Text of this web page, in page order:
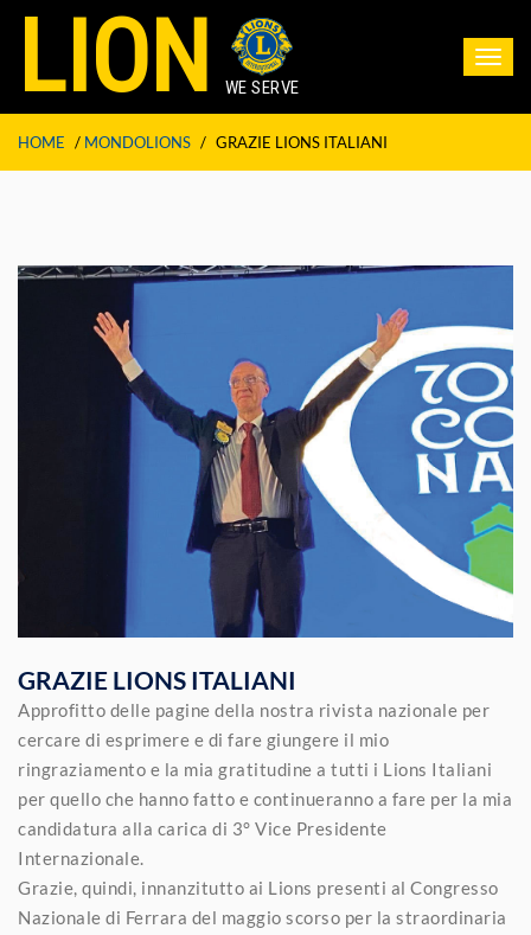
LION WE SERVE
HOME / MONDOLIONS / GRAZIE LIONS ITALIANI
GRAZIE LIONS ITALIANI
Approfitto delle pagine della nostra rivista nazionale per
cercare di esprimere e di fare giungere il mio
ringraziamento e la mia gratitudine a tutti i Lions Italiani
per quello che hanno fatto e continueranno a fare per la mia
candidatura alla carica di 3° Vice Presidente
Internazionale.
Grazie, quindi, innanzitutto ai Lions presenti al Congresso
Nazionale di Ferrara del maggio scorso per la straordinaria